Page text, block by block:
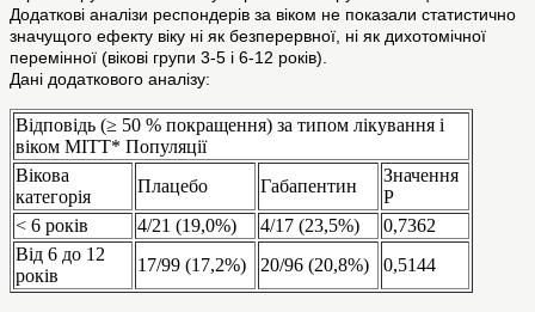
Додаткові аналізи респондерів за віком не показали статистично
значущого ефекту віку ні як безперервної, ні як дихотомічної
перемінної (вікові групи 3-5 і 6-12 років).
Дані додаткового аналізу:
Відповідь (≥ 50 % покращення) за типом лікування і
віком MITT* Популяції
Вікова
категорія
Плацебо Габапентин
Значення
Р
< 6 років
4/21 (19,0%) 4/17 (23,5%)
0,7362
Від 6 до 12
років
17/99 (17,2%) 20/96 (20,8%) 0,5144